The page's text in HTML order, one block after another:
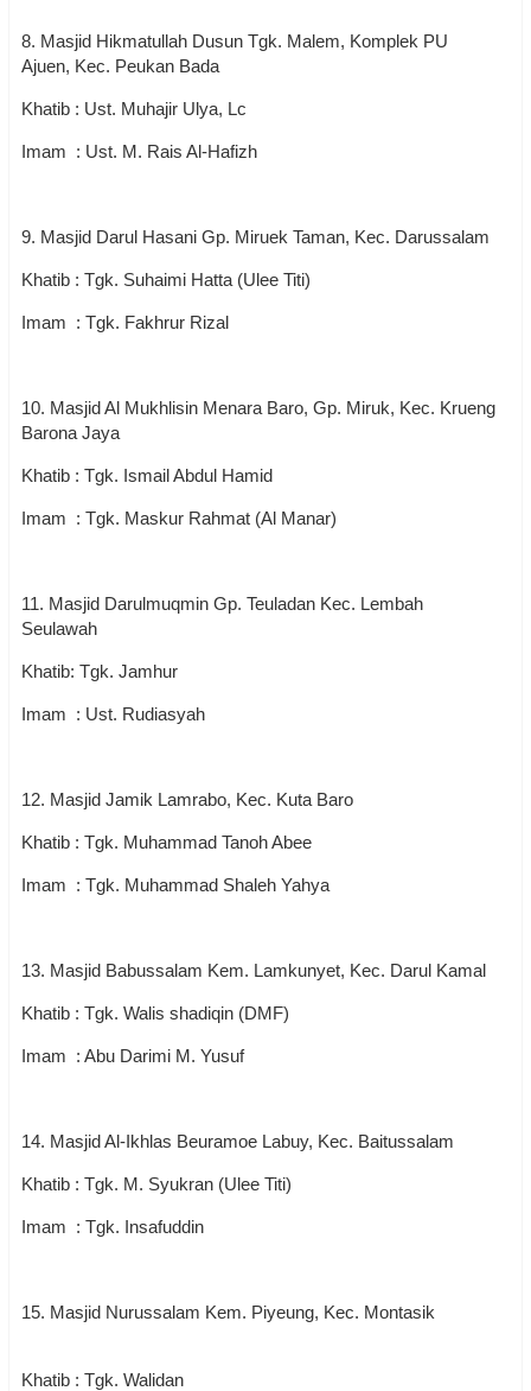
8. Masjid Hikmatullah Dusun Tgk. Malem, Komplek PU
Ajuen, Kec. Peukan Bada
Khatib : Ust. Muhajir Ulya, Lc
Imam : Ust. M. Rais Al-Hafizh
9. Masjid Darul Hasani Gp. Miruek Taman, Kec. Darussalam
Khatib : Tgk. Suhaimi Hatta (Ulee Titi)
Imam : Tgk. Fakhrur Rizal
10. Masjid Al Mukhlisin Menara Baro, Gp. Miruk, Kec. Krueng
Barona Jaya
Khatib : Tgk. Ismail Abdul Hamid
Imam : Tgk. Maskur Rahmat (Al Manar)
11. Masjid Darulmuqmin Gp. Teuladan Kec. Lembah
Seulawah
Khatib: Tgk. Jamhur
Imam : Ust. Rudiasyah
12. Masjid Jamik Lamrabo, Kec. Kuta Baro
Khatib : Tgk. Muhammad Tanoh Abee
Imam : Tgk. Muhammad Shaleh Yahya
13. Masjid Babussalam Kem. Lamkunyet, Kec. Darul Kamal
Khatib : Tgk. Walis shadiqin (DMF)
Imam : Abu Darimi M. Yusuf
14. Masjid Al-Ikhlas Beuramoe Labuy, Kec. Baitussalam
Khatib : Tgk. M. Syukran (Ulee Titi)
Imam : Tgk. Insafuddin
15. Masjid Nurussalam Kem. Piyeung, Kec. Montasik
Khatib : Tgk. Walidan